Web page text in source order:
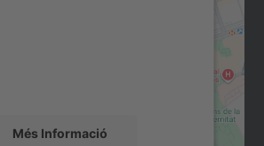
Més Informació